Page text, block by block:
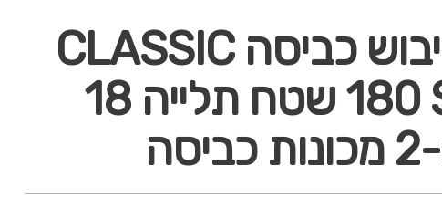
מתקן ייבוש כביסה CLASSIC
180 SOLID שטח תלייה 18